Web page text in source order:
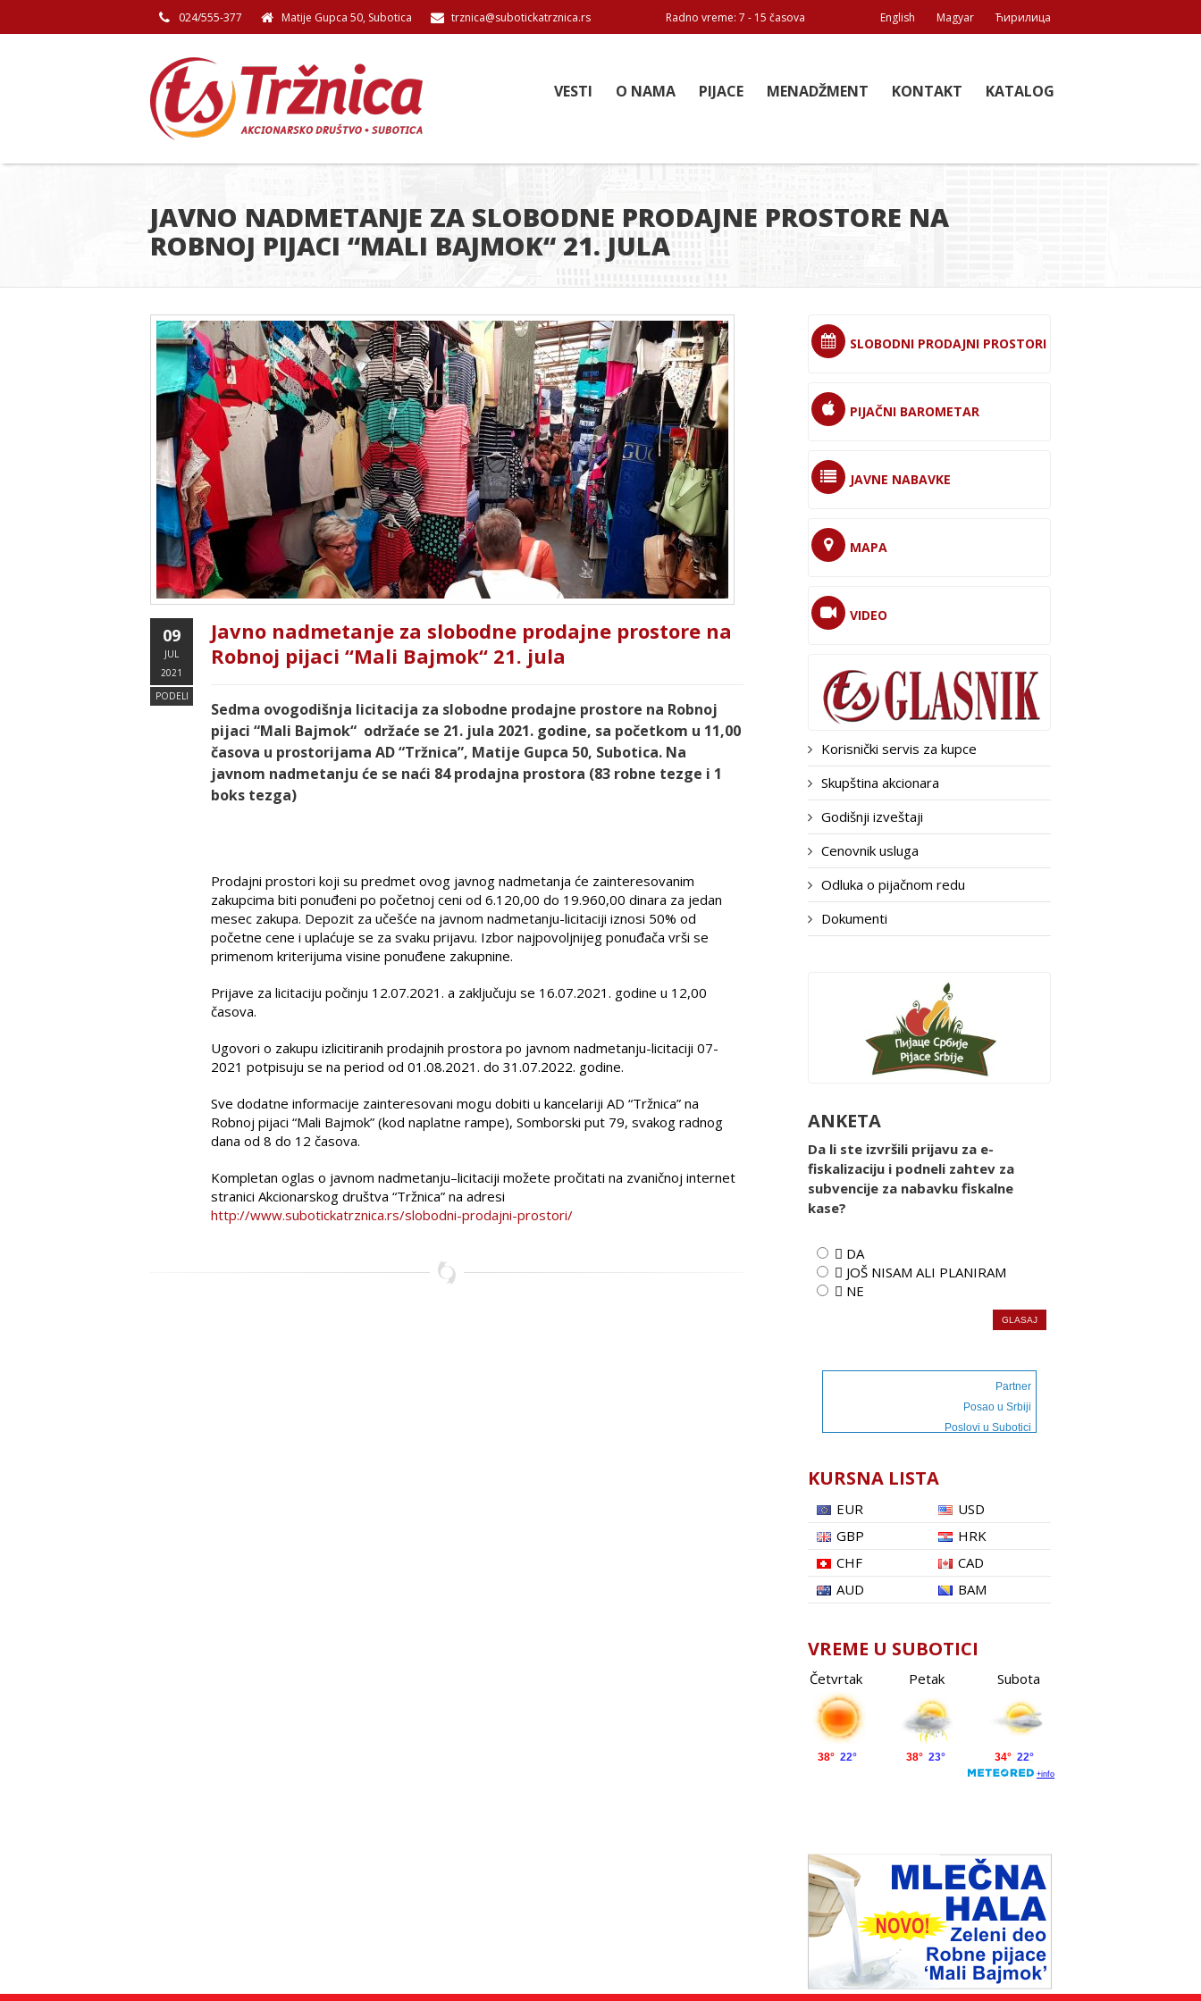
024/555-377 Matije Gupca 50, Subotica trznica@subotickatrznica.rs Radno vreme: 7 - 15 časova English Magyar Ћирилица
VESTI O NAMA PIJACE MENADŽMENT KONTAKT KATALOG
JAVNO NADMETANJE ZA SLOBODNE PRODAJNE PROSTORE NA
ROBNOJ PIJACI “MALI BAJMOK“ 21. JULA
09
JUL
2021
PODELI
Javno nadmetanje za slobodne prodajne prostore na
Robnoj pijaci “Mali Bajmok“ 21. jula
Sedma ovogodišnja licitacija za slobodne prodajne prostore na Robnoj
pijaci “Mali Bajmok“ održaće se 21. jula 2021. godine, sa početkom u 11,00
časova u prostorijama AD “Tržnica”, Matije Gupca 50, Subotica. Na
javnom nadmetanju će se naći 84 prodajna prostora (83 robne tezge i 1
boks tezga)
Prodajni prostori koji su predmet ovog javnog nadmetanja će zainteresovanim
zakupcima biti ponuđeni po početnoj ceni od 6.120,00 do 19.960,00 dinara za jedan
mesec zakupa. Depozit za učešće na javnom nadmetanju-licitaciji iznosi 50% od
početne cene i uplaćuje se za svaku prijavu. Izbor najpovoljnijeg ponuđača vrši se
primenom kriterijuma visine ponuđene zakupnine.
Prijave za licitaciju počinju 12.07.2021. a zaključuju se 16.07.2021. godine u 12,00
časova.
Ugovori o zakupu izlicitiranih prodajnih prostora po javnom nadmetanju-licitaciji 07-
2021 potpisuju se na period od 01.08.2021. do 31.07.2022. godine.
Sve dodatne informacije zainteresovani mogu dobiti u kancelariji AD “Tržnica” na
Robnoj pijaci “Mali Bajmok” (kod naplatne rampe), Somborski put 79, svakog radnog
dana od 8 do 12 časova.
Kompletan oglas o javnom nadmetanju–licitaciji možete pročitati na zvaničnoj internet
stranici Akcionarskog društva “Tržnica” na adresi
http://www.subotickatrznica.rs/slobodni-prodajni-prostori/
SLOBODNI PRODAJNI PROSTORI
PIJAČNI BAROMETAR
JAVNE NABAVKE
MAPA
VIDEO
Korisnički servis za kupce
Skupština akcionara
Godišnji izveštaji
Cenovnik usluga
Odluka o pijačnom redu
Dokumenti
ANKETA
Da li ste izvršili prijavu za e-
fiskalizaciju i podneli zahtev za
subvencije za nabavku fiskalne
kase?
 DA
 JOŠ NISAM ALI PLANIRAM
 NE
Partner
Posao u Srbiji
Poslovi u Subotici
KURSNA LISTA
EUR
USD
GBP
HRK
CHF
CAD
AUD
BAM
VREME U SUBOTICI
Četvrtak Petak Subota